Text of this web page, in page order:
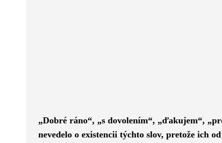
„Dobré ráno“, „s dovolením“, „ďakujem“,
nevedelo o existencii týchto slov, pretože ich